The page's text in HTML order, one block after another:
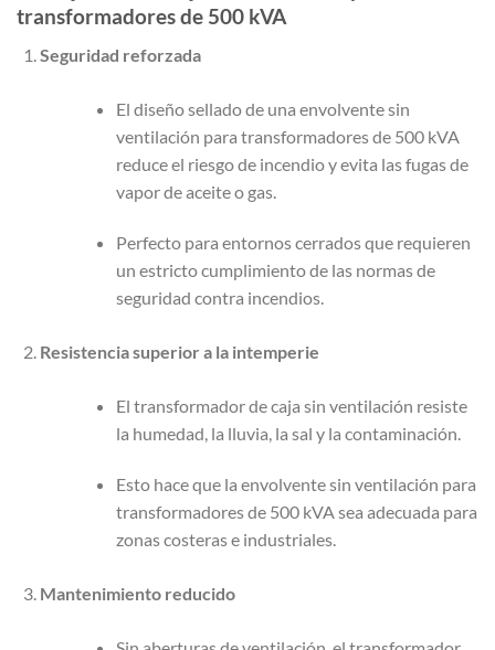
transformadores de 500 kVA
Seguridad reforzada
El diseño sellado de una envolvente sin
ventilación para transformadores de 500 kVA
reduce el riesgo de incendio y evita las fugas de
vapor de aceite o gas.
Perfecto para entornos cerrados que requieren
un estricto cumplimiento de las normas de
seguridad contra incendios.
Resistencia superior a la intemperie
El transformador de caja sin ventilación resiste
la humedad, la lluvia, la sal y la contaminación.
Esto hace que la envolvente sin ventilación para
transformadores de 500 kVA sea adecuada para
zonas costeras e industriales.
Mantenimiento reducido